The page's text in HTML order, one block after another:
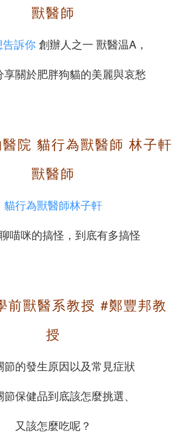
獸醫師
訴你創辦人之一 獸醫温A，
享關於肥胖狗貓的美麗與哀愁
醫院 貓行為獸醫師 林子軒
獸醫師
貓​行為獸醫師林子軒
喵咪的搞怪，到底有多搞怪
前獸醫系教授 #鄭豐邦教
授
節的發生原因以及常見症狀
保健品到底該怎麼挑選、
又該怎麼吃呢？